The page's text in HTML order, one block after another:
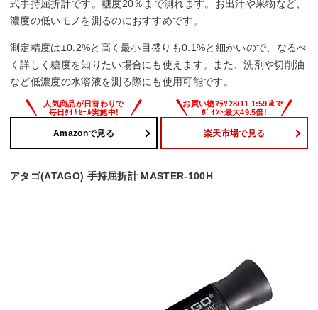
式手持屈折計です。糖度20％まで測れます。お出汁や果物など、
濃度の低いモノを測るのにおすすめです。
測定精度は±0.2%と高く最小目盛りも0.1%と細かいので、なるべ
く詳しく糖度を知りたい場合にも使えます。また、洗剤や切削油
など低濃度の水溶液を測る際にも使用可能です。
Amazonで見る 楽天市場で見る
アタゴ(ATAGO) 手持屈折計 MASTER-100H